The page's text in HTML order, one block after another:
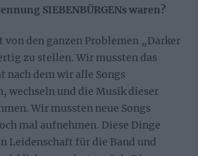
SIEBENBÜRGENs waren?
von den ganzen Problemen „Darker
zu stellen. Wir mussten das
nach dem wir alle Songs
wechseln und die Musik dieser
Wir mussten neue Songs
mal aufnehmen. Diese Dinge
Leidenschaft für die Band und